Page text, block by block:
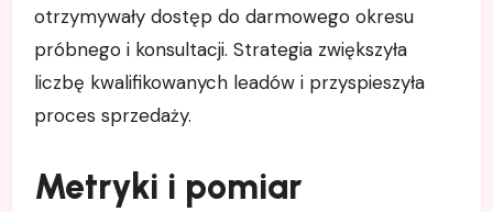
otrzymywały dostęp do darmowego okresu
próbnego i konsultacji. Strategia zwiększyła
liczbę kwalifikowanych leadów i przyspieszyła
proces sprzedaży.
Metryki i pomiar